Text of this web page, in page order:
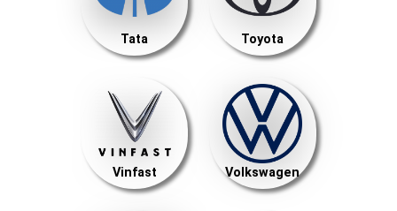
Tata Toyota
Vinfast Volkswagen